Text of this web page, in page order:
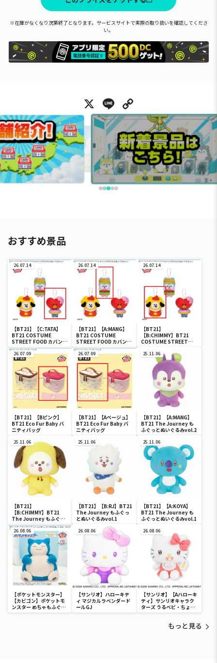
※在庫がなくなり次第終了となります。サービスサイトで実際の取り扱いを確認してくださ
い。
X Line
おすすめ景品
26.07.14
【BT21】【C:TATA】
BT21 COSTUME
STREET FOOD カバンに
付けられるぬいぐるみ
vol.2
26.07.14
【BT21】【A:MANG】
BT21 COSTUME
STREET FOOD カバンに
付けられるぬいぐるみ
vol.2
26.07.14
【BT21】
【B:CHIMMY】BT21
COSTUME STREET
るぬいぐるみvol.2
26.07.09
【BT21】【Bピンク】
BT21 Eco Fur Baby バ
ニティバッグ
26.07.09
【BT21】【Aベージュ】
BT21 Eco Fur Baby バ
ニティバッグ
25.11.06
【BT21】【A:MANG】
BT21 The Journey も
ふぐっとぬいぐるみvol.2
25.11.06
【BT21】
【B:CHIMMY】BT21
The Journey もふぐっ
とぬいぐるみvol.2
25.11.06
【BT21】【B:RJ】BT21
The Journey もふぐっ
とぬいぐるみvol.1
25.11.06
【BT21】【A:KOYA】
BT21 The Journey も
ふぐっとぬいぐるみvol.1
26.08.06
【ポケットモンスター】
【カビゴン】ポケットモ
ンスター めちゃもふぐっ
と ほっこりいやされぬい
26.08.06
【サンリオ】ハローキテ
ィ マジカルラベンダード
ールGJ
26.08.06
【サンリオ】【Aハローキ
ティ】サンリオキャラク
ターズ うるベビ・ちょい
デカドール
もっと見る